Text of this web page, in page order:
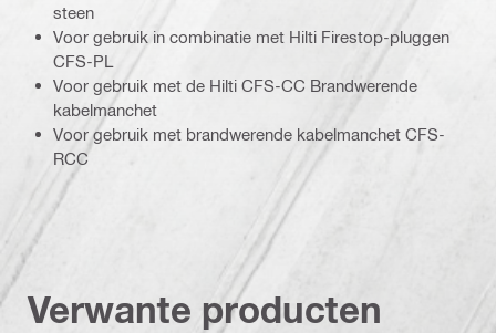
steen
Voor gebruik in combinatie met Hilti Firestop-pluggen
CFS-PL
Voor gebruik met de Hilti CFS-CC Brandwerende
kabelmanchet
Voor gebruik met brandwerende kabelmanchet CFS-
RCC
Verwante producten